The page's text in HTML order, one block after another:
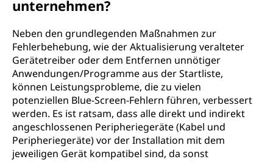
unternehmen?
Neben den grundlegenden Maßnahmen zur
Fehlerbehebung, wie der Aktualisierung veralteter
Gerätetreiber oder dem Entfernen unnötiger
Anwendungen/Programme aus der Startliste,
können Leistungsprobleme, die zu vielen
potenziellen Blue-Screen-Fehlern führen, verbessert
werden. Es ist ratsam, dass alle direkt und indirekt
angeschlossenen Peripheriegeräte (Kabel und
Peripheriegeräte) vor der Installation mit dem
jeweiligen Gerät kompatibel sind, da sonst